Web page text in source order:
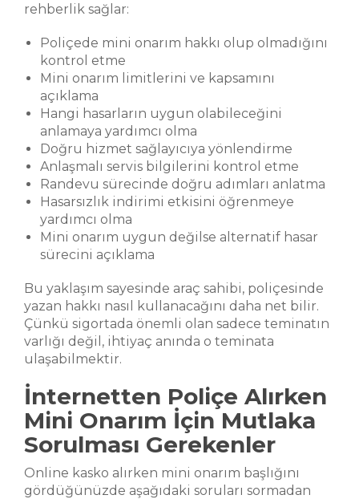
rehberlik sağlar:
Poliçede mini onarım hakkı olup olmadığını
kontrol etme
Mini onarım limitlerini ve kapsamını
açıklama
Hangi hasarların uygun olabileceğini
anlamaya yardımcı olma
Doğru hizmet sağlayıcıya yönlendirme
Anlaşmalı servis bilgilerini kontrol etme
Randevu sürecinde doğru adımları anlatma
Hasarsızlık indirimi etkisini öğrenmeye
yardımcı olma
Mini onarım uygun değilse alternatif hasar
sürecini açıklama
Bu yaklaşım sayesinde araç sahibi, poliçesinde
yazan hakkı nasıl kullanacağını daha net bilir.
Çünkü sigortada önemli olan sadece teminatın
varlığı değil, ihtiyaç anında o teminata
ulaşabilmektir.
İnternetten Poliçe Alırken
Mini Onarım İçin Mutlaka
Sorulması Gerekenler
Online kasko alırken mini onarım başlığını
gördüğünüzde aşağıdaki soruları sormadan